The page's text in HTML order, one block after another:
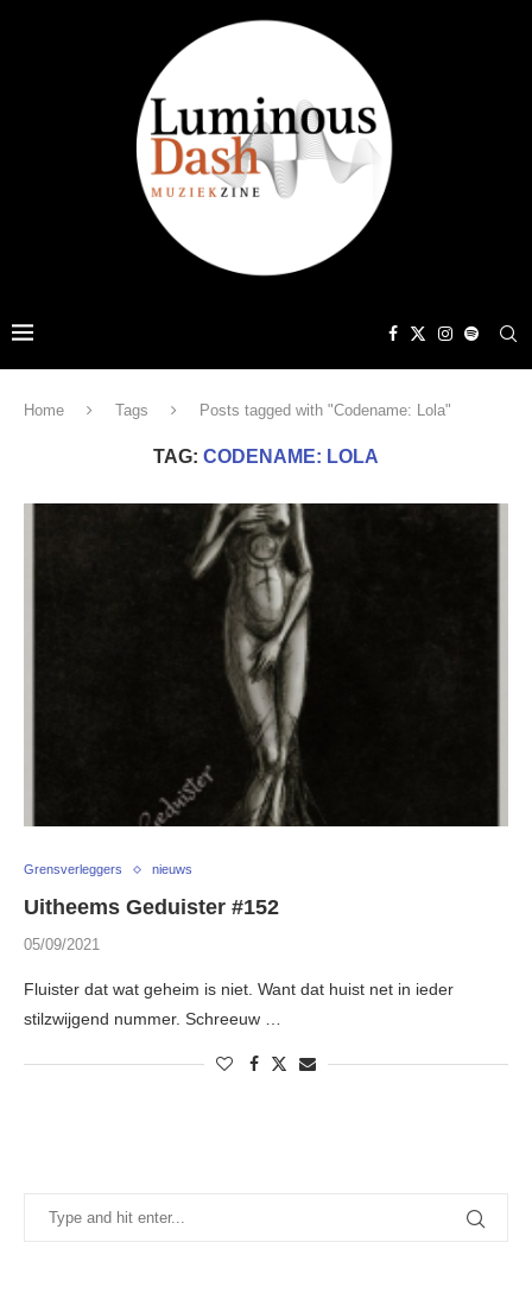
Home Tags Posts tagged with "Codename: Lola"
TAG: CODENAME: LOLA
Grensverleggers nieuws
Uitheems Geduister #152
05/09/2021
Fluister dat wat geheim is niet. Want dat huist net in ieder
stilzwijgend nummer. Schreeuw …